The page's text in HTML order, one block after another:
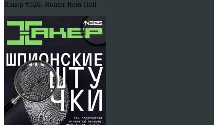
Хакер #326. Router from Hell